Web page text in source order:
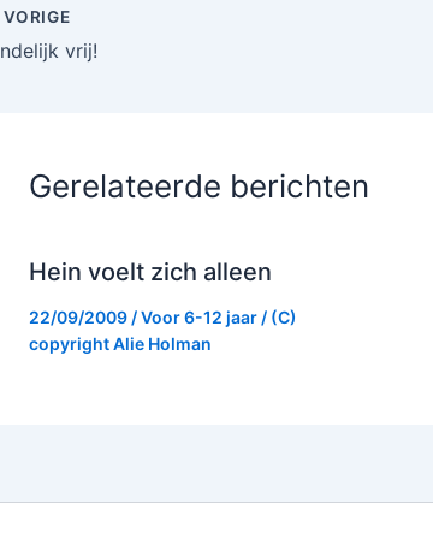
VORIGE
vrij!
Gerelateerde berichten
Hein voelt zich alleen
22/09/2009 /Voor 6-12 jaar / (C)
copyrightAlie Holman